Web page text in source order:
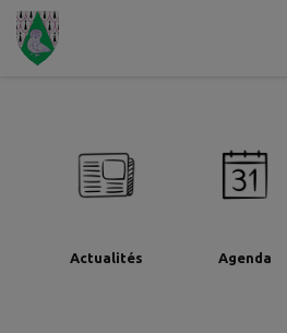
Contenu
Actualités Agenda